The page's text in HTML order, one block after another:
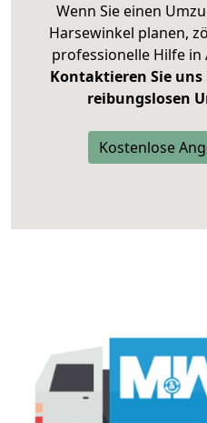
Wenn Sie einen
Harsewinkel planen,
professionelle Hilfe in
Kontaktieren Sie uns
reibungslosen
Kostenlose